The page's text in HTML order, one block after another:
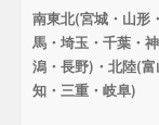
南東北(宮城・山形
馬・埼玉・千葉・
潟・長野)・北陸(
知・三重・岐阜)